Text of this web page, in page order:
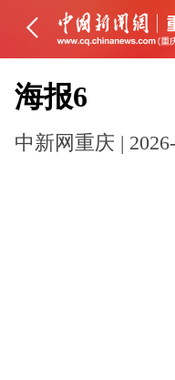
海报6
中新网重庆 |